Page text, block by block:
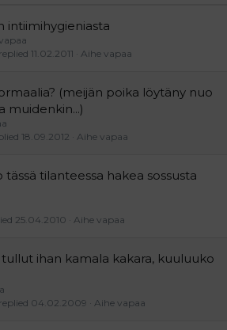
intiimihygieniasta
Aihe vapaa
11.02.2011
(meijän poika löytäny nuo
muidenkin...)
Aihe vapaa
18.09.2012
tässä tilanteessa hakea sossusta
Aihe vapaa
25.04.2010
ihan kamala kakara, kuuluuko
Aihe vapaa
04.02.2009